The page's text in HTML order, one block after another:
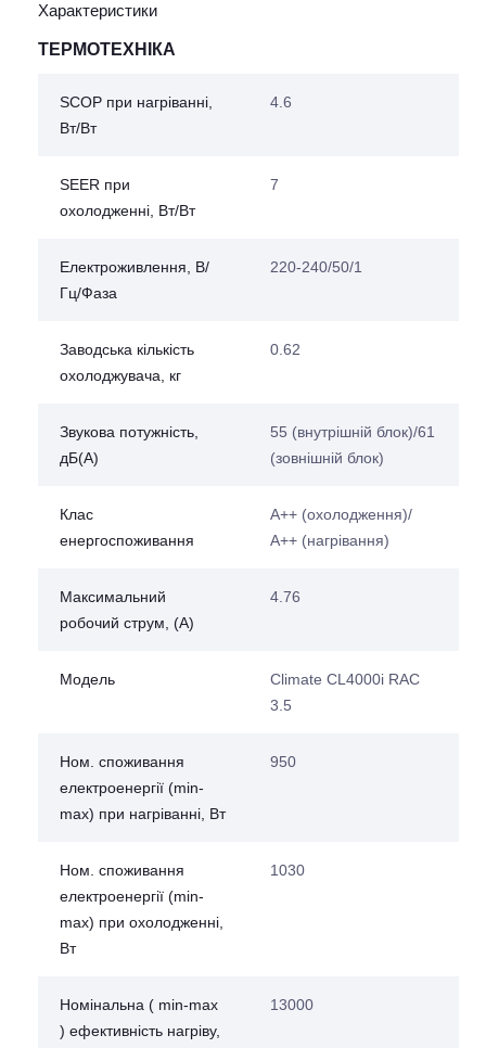
Характеристики
ТЕРМОТЕХНІКА
SCOP при нагріванні,
Вт/Вт
4.6
SEER при
охолодженні, Вт/Вт
7
Електроживлення, В/
Гц/Фаза
220-240/50/1
Заводська кількість
охолоджувача, кг
0.62
Звукова потужність,
дБ(А)
55 (внутрішній блок)/61
(зовнішній блок)
Клас
енергоспоживання
А++ (охолодження)/
А++ (нагрівання)
Максимальний
робочий струм, (А)
4.76
Модель
Climate CL4000i RAC
3.5
Ном. споживання
електроенергії (min-
max) при нагріванні, Вт
950
Ном. споживання
електроенергії (min-
max) при охолодженні,
Вт
1030
Номінальна ( min-max
) ефективність нагріву,
13000